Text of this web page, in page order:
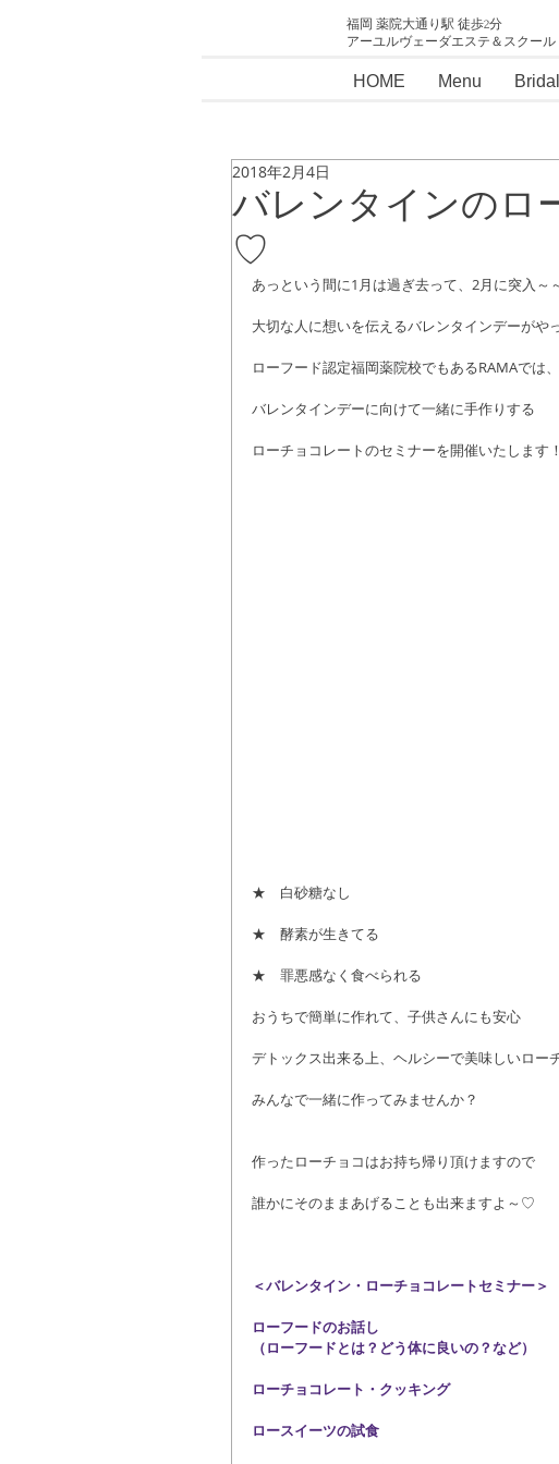
福岡 薬院大通り駅 徒歩2分
アーユルヴェーダエステ＆スクール
HOME Menu Bridal
バレンタインのロ
♡
2018年2月4日
あっという間に1月は過ぎ去って、2月に突入～
大切な人に想いを伝えるバレンタインデーがや
ローフード認定福岡薬院校でもあるRAMAでは、
バレンタインデーに向けて一緒に手作りする
ローチョコレートのセミナーを開催いたします
★　白砂糖なし
★　酵素が生きてる
★　罪悪感なく食べられる
おうちで簡単に作れて、子供さんにも安心
デトックス出来る上、ヘルシーで美味しいロー
みんなで一緒に作ってみませんか？
作ったローチョコはお持ち帰り頂けますので
誰かにそのままあげることも出来ますよ～♡
＜バレンタイン・ローチョコレートセミナー＞
ローフードのお話し
（ローフードとは？どう体に良いの？など）
ローチョコレート・クッキング
ロースイーツの試食